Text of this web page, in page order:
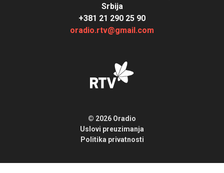
Srbija
+381 21 290 25 90
oradio.rtv@gmail.com
© 2026 Oradio
Uslovi preuzimanja
Politika privatnosti